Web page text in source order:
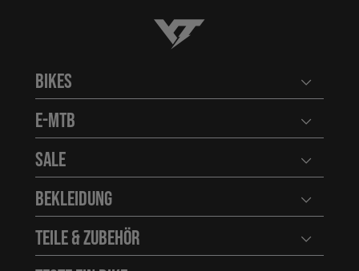
YT-Industries
Bikes
E-MTB
Sale
Bekleidung
Teile & Zubehör